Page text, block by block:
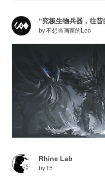
“究极生物兵器，往昔
by不想当画家的Leo
Rhine Lab
byT5